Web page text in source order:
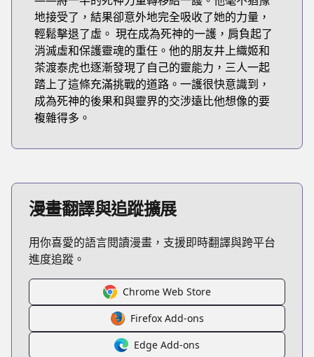
地接受了，結果卻意外地完全吸收了她的力量，
輕鬆擊退了虛。 現在成為死神的一護，肩負起了
消滅虛和保護靈魂的重任。他的朋友井上織姬和
茶渡泰虎也逐漸發現了自己的靈能力，三人一起
踏上了這條充滿挑戰的道路。一護很快意識到，
成為死神的後果和與靈界的交涉遠比他想像的要
複雜得多。
漫畫翻譯與追蹤擴展
用你喜愛的語言閱讀漫畫，支援即時翻譯與跨平台
進度追蹤。
Chrome Web Store
Firefox Add-ons
Edge Add-ons